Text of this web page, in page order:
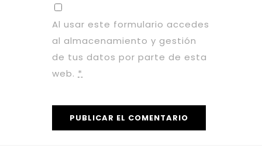
Al usar este formulario accedes
al almacenamiento y gestión
de tus datos por parte de esta
web. *